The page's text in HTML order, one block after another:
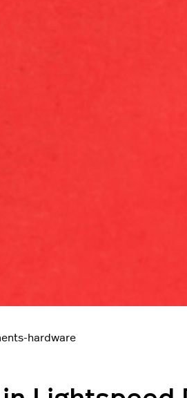
hardware